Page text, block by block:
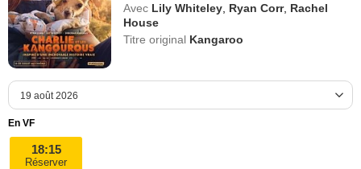
Avec Lily Whiteley Ryan Corr, Rachel
House
Titre original Kangaroo
En VF
18:15
Réserver